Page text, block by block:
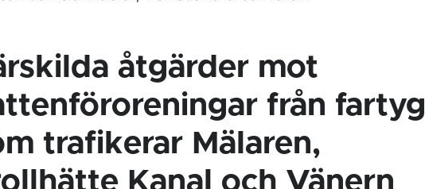
Antifouling (påväxthindrande system) för fartyg
åtgärder mot
från fartyg
trafikerar Mälaren,
Kanal och Vänern